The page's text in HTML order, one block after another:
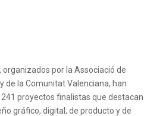
organizados por la Associació de
de la Comunitat Valenciana, han
proyectos finalistas que destacan
gráfico, digital, de producto y de